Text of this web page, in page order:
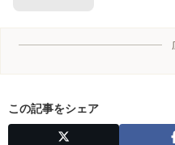
この記事をシェア